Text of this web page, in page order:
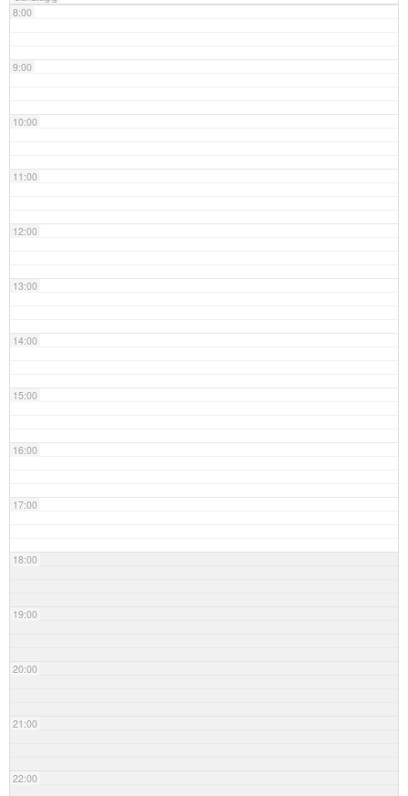
8:00
9:00
10:00
11:00
12:00
13:00
14:00
15:00
16:00
17:00
18:00
19:00
20:00
21:00
22:00